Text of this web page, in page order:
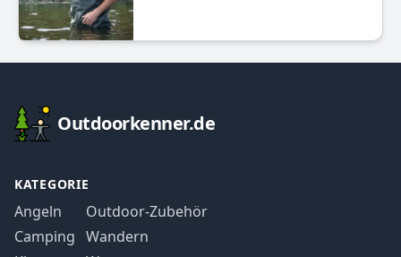
Outdoorkenner.de
KATEGORIE
Angeln
Camping
Outdoor-Zubehör
Wandern